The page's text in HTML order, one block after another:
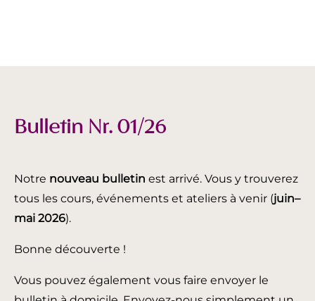
Bulletin Nr. 01/26
Notre nouveau bulletin est arrivé. Vous y trouverez
tous les cours, événements et ateliers à venir (juin–
mai 2026).
Bonne découverte !
Vous pouvez également vous faire envoyer le